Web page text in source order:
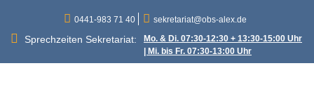
content
0441-983 71 40 sekretariat@obs-alex.de
Sprechzeiten Sekretariat:
Mo. & Di. 07:30-12:30 + 13:30-15:00 Uhr
| Mi. bis Fr. 07:30-13:00 Uhr